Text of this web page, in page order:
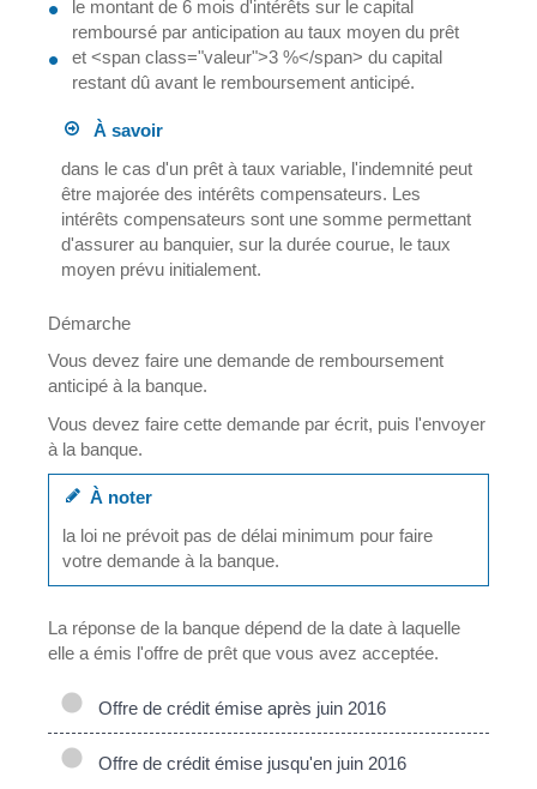
le montant de 6 mois d'intérêts sur le capital
remboursé par anticipation au taux moyen du prêt
et <span class="valeur">3 %</span> du capital
restant dû avant le remboursement anticipé.
À savoir
dans le cas d'un prêt à taux variable, l'indemnité peut
être majorée des intérêts compensateurs. Les
intérêts compensateurs sont une somme permettant
d'assurer au banquier, sur la durée courue, le taux
moyen prévu initialement.
Démarche
Vous devez faire une demande de remboursement
anticipé à la banque.
Vous devez faire cette demande par écrit, puis l'envoyer
à la banque.
À noter
la loi ne prévoit pas de délai minimum pour faire
votre demande à la banque.
La réponse de la banque dépend de la date à laquelle
elle a émis l'offre de prêt que vous avez acceptée.
Offre de crédit émise après juin 2016
Offre de crédit émise jusqu'en juin 2016